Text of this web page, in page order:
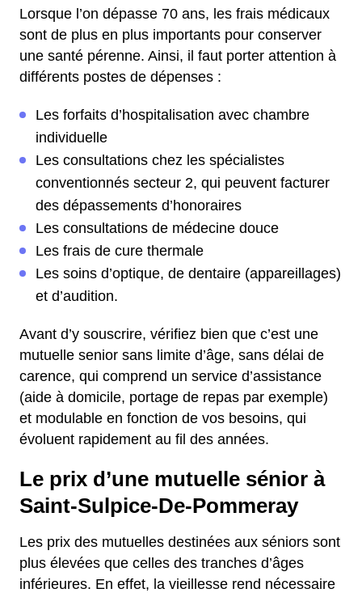
Lorsque l’on dépasse 70 ans, les frais médicaux
sont de plus en plus importants pour conserver
une santé pérenne. Ainsi, il faut porter attention à
différents postes de dépenses :
Les forfaits d’hospitalisation avec chambre
individuelle
Les consultations chez les spécialistes
conventionnés secteur 2, qui peuvent facturer
des dépassements d’honoraires
Les consultations de médecine douce
Les frais de cure thermale
Les soins d’optique, de dentaire (appareillages)
et d’audition.
Avant d’y souscrire, vérifiez bien que c’est une
mutuelle senior sans limite d’âge, sans délai de
carence, qui comprend un service d’assistance
(aide à domicile, portage de repas par exemple)
et modulable en fonction de vos besoins, qui
évoluent rapidement au fil des années.
Le prix d’une mutuelle sénior à
Saint-Sulpice-De-Pommeray
Les prix des mutuelles destinées aux séniors sont
plus élevées que celles des tranches d’âges
inférieures. En effet, la vieillesse rend nécessaire